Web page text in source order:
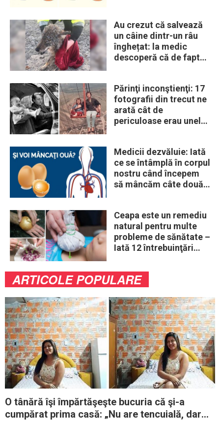
Au crezut că salvează
un câine dintr-un râu
înghețat: la medic
descoperă că de fapt
Părinţi inconştienţi: 17
fotografii din trecut ne
arată cât de
periculoase erau unele
Medicii dezvăluie: Iată
ce se întâmplă în corpul
nostru când începem
să mâncăm câte două
Ceapa este un remediu
natural pentru multe
probleme de sănătate –
Iată 12 întrebuinţări
ARTICOLE POPULARE
O tânără îşi împărtăşeşte bucuria că şi-a
cumpărat prima casă: „Nu are tencuială, dar